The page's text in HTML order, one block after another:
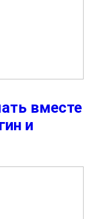
вместе
и